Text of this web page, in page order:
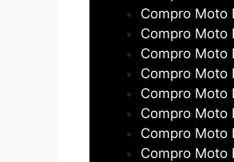
Compro Moto
Compro Moto
Compro Moto
Compro Moto
Compro Moto
Compro Moto
Compro Moto
Compro Moto